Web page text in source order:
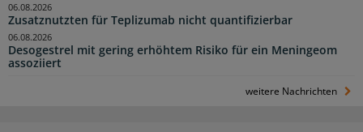
Zusatznutzten für Teplizumab nicht quantifizierbar
06.08.2026
Desogestrel mit gering erhöhtem Risiko für ein Meningeom
assoziiert
06.08.2026
weitere Nachrichten